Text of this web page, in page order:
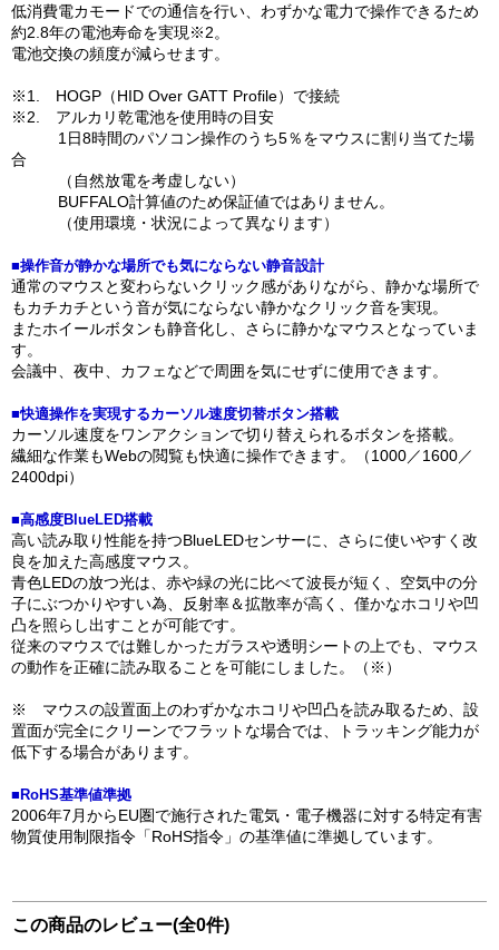
低消費電カモードでの通信を行い、わずかな電力で操作できるため
約2.8年の電池寿命を実現※2。
電池交換の頻度が減らせます。
※1. HOGP（HID Over GATT Profile）で接続
※2. アルカリ乾電池を使用時の目安
1日8時間のパソコン操作のうち5％をマウスに割り当てた場
合
（自然放電を考虚しない）
BUFFALO計算値のため保証値ではありません。
（使用環境・状況によって異なります）
■操作音が静かな場所でも気にならない静音設計
通常のマウスと変わらないクリック感がありながら、静かな場所で
もカチカチという音が気にならない静かなクリック音を実現。
またホイールボタンも静音化し、さらに静かなマウスとなっていま
す。
会議中、夜中、カフェなどで周囲を気にせずに使用できます。
■快適操作を実現するカーソル速度切替ボタン搭載
カーソル速度をワンアクションで切り替えられるボタンを搭載。
繊細な作業もWebの閲覧も快適に操作できます。（1000／1600／
2400dpi）
■高感度BlueLED搭載
高い読み取り性能を持つBlueLEDセンサーに、さらに使いやすく改
良を加えた高感度マウス。
青色LEDの放つ光は、赤や緑の光に比べて波長が短く、空気中の分
子にぶつかりやすい為、反射率＆拡散率が高く、僅かなホコリや凹
凸を照らし出すことが可能です。
従来のマウスでは難しかったガラスや透明シートの上でも、マウス
の動作を正確に読み取ることを可能にしました。（※）
※ マウスの設置面上のわずかなホコリや凹凸を読み取るため、設
置面が完全にクリーンでフラットな場合では、トラッキング能力が
低下する場合があります。
■RoHS基準値準拠
2006年7月からEU圏で施行された電気・電子機器に対する特定有害
物質使用制限指令「RoHS指令」の基準値に準拠しています。
この商品のレビュー(全0件)